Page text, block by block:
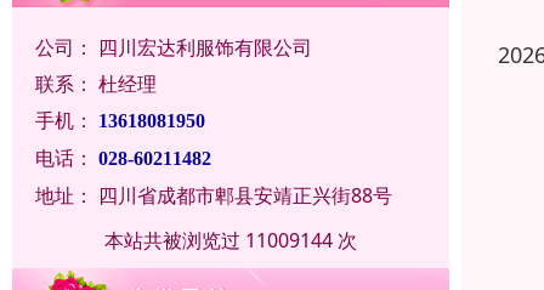
公司： 四川宏达利服饰有限公司
联系： 杜经理
手机：
13618081950
电话： 028-60211482
地址： 四川省成都市郫县安靖正兴街88号
本站共被浏览过 11009144 次